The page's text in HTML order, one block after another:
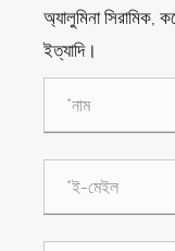
অ্যালুমিনা সিরামিক,
ইত্যাদি।